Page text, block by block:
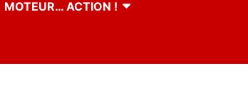
MOTEUR… ACTION !